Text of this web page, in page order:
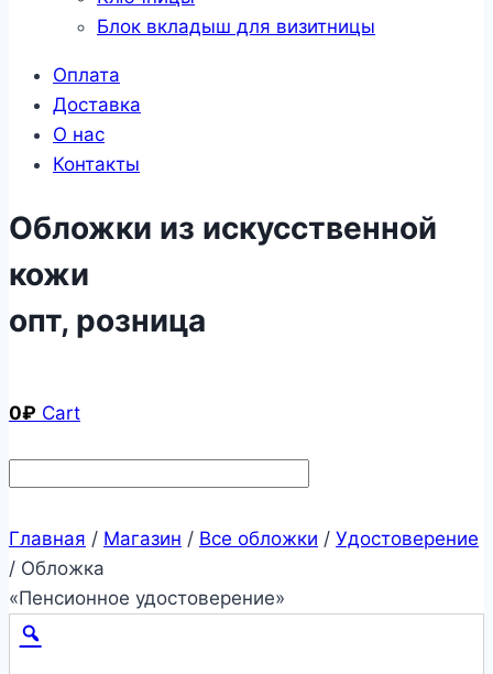
Блок вкладыш для визитницы
Оплата
Доставка
О нас
Контакты
Обложки из искусственной
кожи
опт, розница
0₽ Cart
Главная / Магазин / Все обложки / Удостоверение
/ Обложка
«Пенсионное удостоверение»